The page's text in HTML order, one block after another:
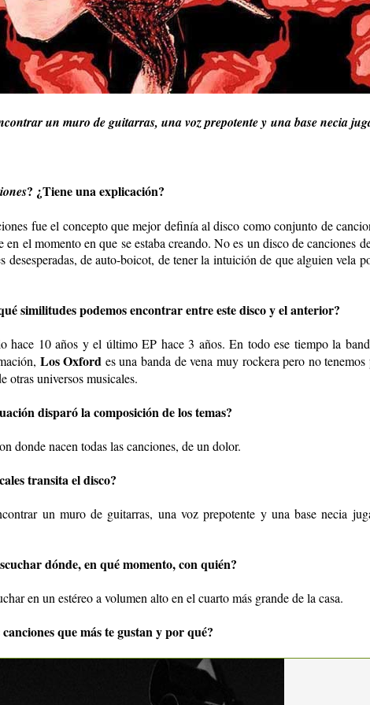
un muro de guitarras, una voz prepotente y una base necia
? ¿Tiene una explicación?
fue el concepto que mejor definía al disco como conjunto de
en el momento en que se estaba creando. No es un disco de canciones
desesperadas, de auto-boicot, de tener la intuición de que alguien vela
similitudes podemos encontrar entre este disco y el anterior?
hace 10 años y el último EP hace 3 años. En todo ese tiempo la
Los Oxford es una banda de vena muy rockera pero no tenemos
otras universos musicales.
disparó la composición de los temas?
donde nacen todas las canciones, de un dolor.
transita el disco?
un muro de guitarras, una voz prepotente y una base necia
dónde, en qué momento, con quién?
en un estéreo a volumen alto en el cuarto más grande de la casa.
que más te gustan y por qué?
más Beatle de la banda.
que se vale por sí misma.